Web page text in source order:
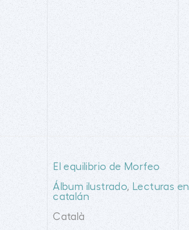
El equilibrio de Morfeo
Álbum ilustrado, Lecturas en
catalán
Català